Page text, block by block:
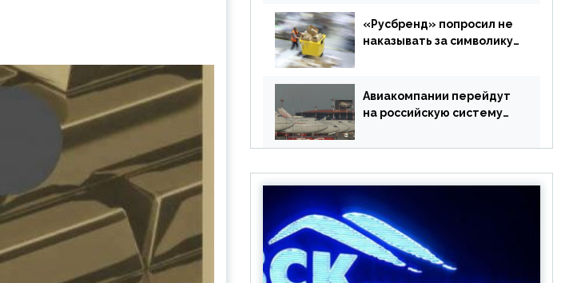
«Русбренд» попросил не
наказывать за символику
Авиакомпании перейдут
на российскую систему